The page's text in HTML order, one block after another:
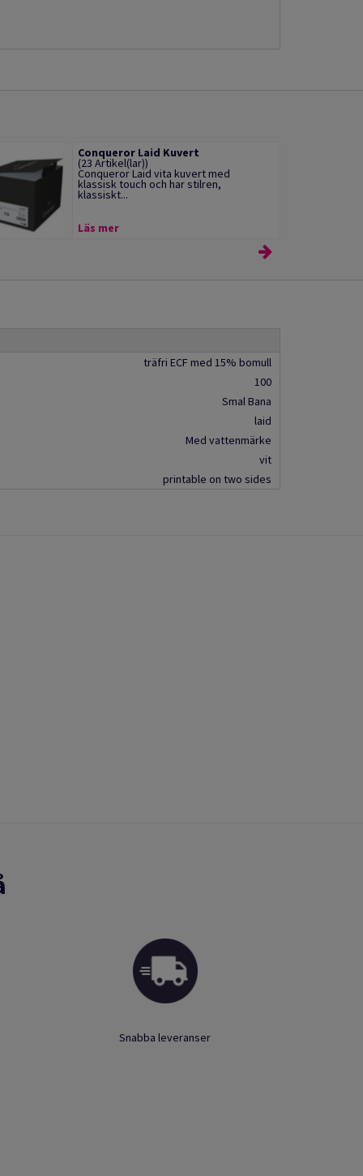
Conqueror Laid Kuvert
(23 Artikel(lar))
Conqueror Laid vita kuvert med
klassisk touch och har stilren,
klassiskt...
Läs mer
träfri ECF med 15% bomull
100
Smal Bana
laid
Med vattenmärke
vit
printable on two sides
Snabba leveranser